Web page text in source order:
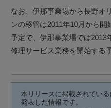
なお、伊那事業場から長野オ
ンの移管は2011年10月から開
予定で、伊那事業場では2013
修理サービス業務を開始する
本リリースに掲載されてい
発表した情報です。